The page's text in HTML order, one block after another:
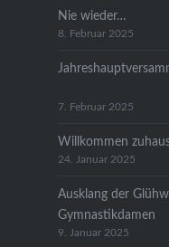
Nie wieder…
8. Februar 2025
7. Februar 2025
Willkommen
24. Januar 2025
Ausklang der
Gymnastikdamen
9. Januar 2025